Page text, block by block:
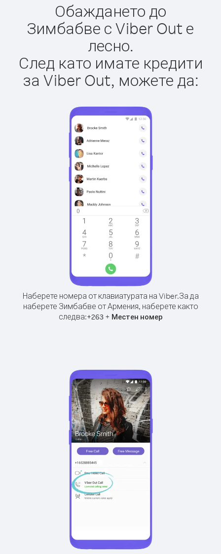
Обаждането до
Зимбабве с Viber Out е
лесно.
След като имате кредити
за Viber Out, можете да:
Наберете номера от клавиатурата на Viber.За да
наберете Зимбабве от Армения, наберете както
следва:+263+ Местен номер